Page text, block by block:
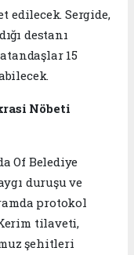
edilecek. Sergide,
destanı
15
Nöbeti
Of Belediye
duruşu ve
protokol
tilaveti,
şehitleri